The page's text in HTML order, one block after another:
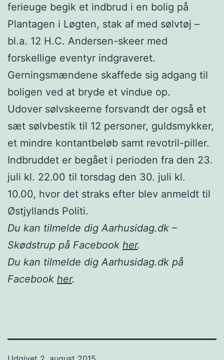
ferieuge begik et indbrud i en bolig på
Plantagen i Løgten, stak af med sølvtøj –
bl.a. 12 H.C. Andersen-skeer med
forskellige eventyr indgraveret.
Gerningsmændene skaffede sig adgang til
boligen ved at bryde et vindue op.
Udover sølvskeerne forsvandt der også et
sæt sølvbestik til 12 personer, guldsmykker,
et mindre kontantbeløb samt revotril-piller.
Indbruddet er begået i perioden fra den 23.
juli kl. 22.00 til torsdag den 30. juli kl.
10.00, hvor det straks efter blev anmeldt til
Østjyllands Politi.
Du kan tilmelde dig Aarhusidag.dk –
Skødstrup på Facebook her.
Du kan tilmelde dig Aarhusidag.dk på
Facebook her.